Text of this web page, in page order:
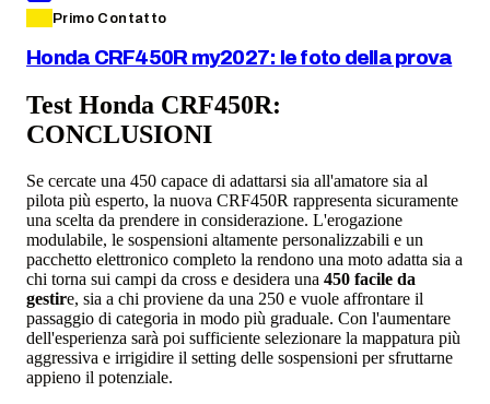
Primo Contatto
Honda CRF450R my2027: le foto della prova
Test Honda CRF450R:
CONCLUSIONI
Se cercate una 450 capace di adattarsi sia all'amatore sia al
pilota più esperto, la nuova CRF450R rappresenta sicuramente
una scelta da prendere in considerazione. L'erogazione
modulabile, le sospensioni altamente personalizzabili e un
pacchetto elettronico completo la rendono una moto adatta sia a
chi torna sui campi da cross e desidera una 450 facile da
gestire, sia a chi proviene da una 250 e vuole affrontare il
passaggio di categoria in modo più graduale. Con l'aumentare
dell'esperienza sarà poi sufficiente selezionare la mappatura più
aggressiva e irrigidire il setting delle sospensioni per sfruttarne
appieno il potenziale.